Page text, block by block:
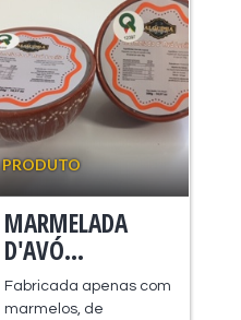
PRODUTO
MARMELADA
D'AVÓ...
Fabricada apenas com
marmelos, de